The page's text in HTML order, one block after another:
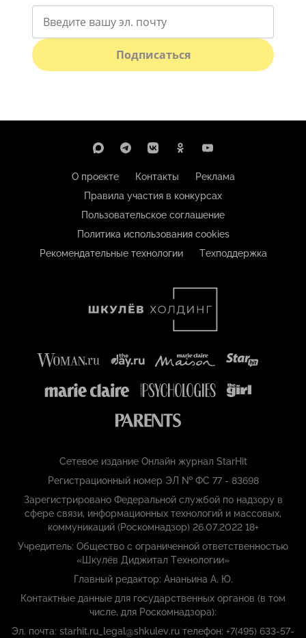
Подписаться
О проекте Контакты
Реклама
Правила участия в конкурсах
Пользовательское соглашение
Политика использования cookies
Рекомендательные технологии
Техподдержка
Сетевое издание Онлайн журнал StarHit
Регистрационный номер ЭЛ № ФС 77 - 83698
Зарегистрировано Федеральной службой по надзору в
сфере связи, информационных технологий и массовых,
коммуникаций (Роскомнадзор) 26.07.2022 18+
Учредитель: Общество с ограниченной ответственностью
«Шкулёв Диджитал Технологии»
Главный редактор: Ананьина А. Ю.
Контактные данные для государственных органов (в том
числе, для Роскомнадзора):
Эл. почта: starhit.ru_legal@shkulev.ru телефон: +7(495) 633-57-